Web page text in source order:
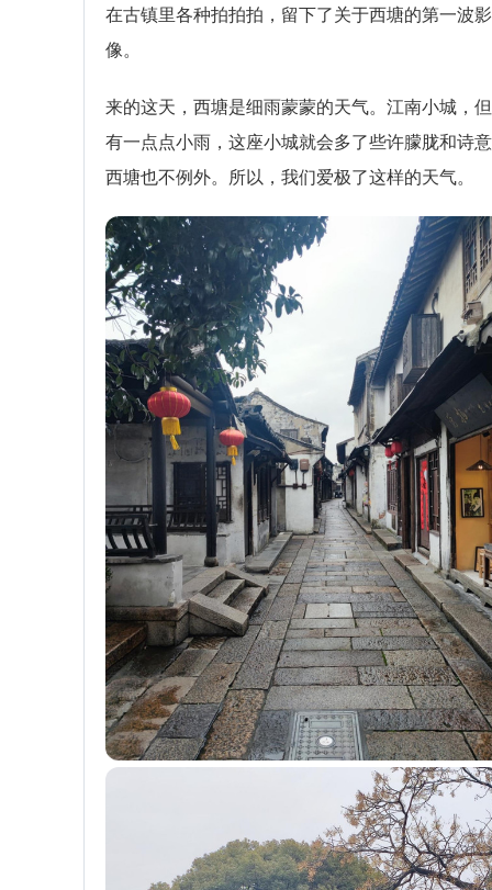
在古镇里各种拍拍拍，留下了关于西塘的第一波影
像。
来的这天，西塘是细雨蒙蒙的天气。江南小城，
有一点点小雨，这座小城就会多了些许朦胧和诗
西塘也不例外。所以，我们爱极了这样的天气。